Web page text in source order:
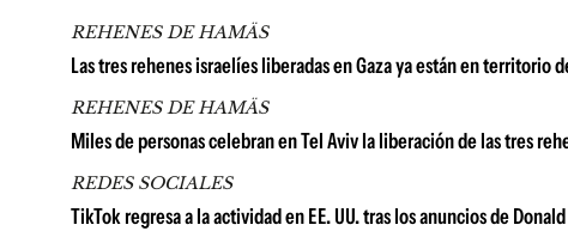
REHENES DE HAMÄS
Las tres rehenes israelíes liberadas en Gaza ya están en territorio
REHENES DE HAMÄS
Miles de personas celebran en Tel Aviv la liberación de las tres
REDES SOCIALES
TikTok regresa a la actividad en EE. UU. tras los anuncios de